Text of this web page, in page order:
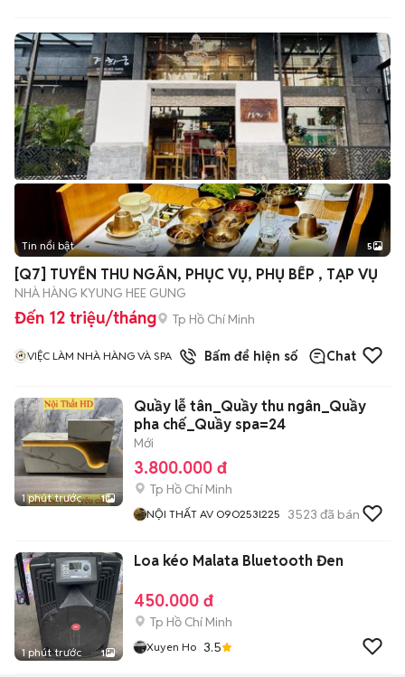
Tin nổi bật 5
[Q7] TUYỂN THU NGÂN, PHỤC VỤ, PHỤ BẾP , TẠP VỤ
NHÀ HÀNG KYUNG HEE GUNG
Đến 12 triệu/tháng Tp Hồ Chí Minh
VIỆC LÀM NHÀ HÀNG VÀ SPA 1đã bánBấm để hiện số Chat
1 phút trước 1
Quầy lễ tân_Quầy thu ngân_Quầy
pha chế_Quầy spa=24
Mới
3.800.000 đ
Tp Hồ Chí Minh
NỘI THẤT AV O9O253l225 3523 đã bán
1 phút trước 1
Loa kéo Malata Bluetooth Đen
450.000 đ
Tp Hồ Chí Minh
Xuyen Ho 3.5